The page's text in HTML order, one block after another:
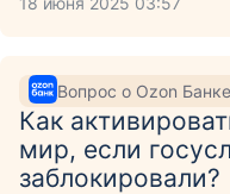
Вопрос о Ozon Банке
Как
мир, если
заблокировали?